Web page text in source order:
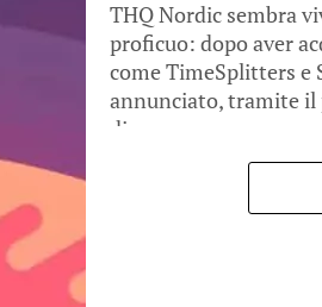
THQ Nordic sembra
proficuo: dopo aver
come TimeSplitters e
annunciato, tramite
di...